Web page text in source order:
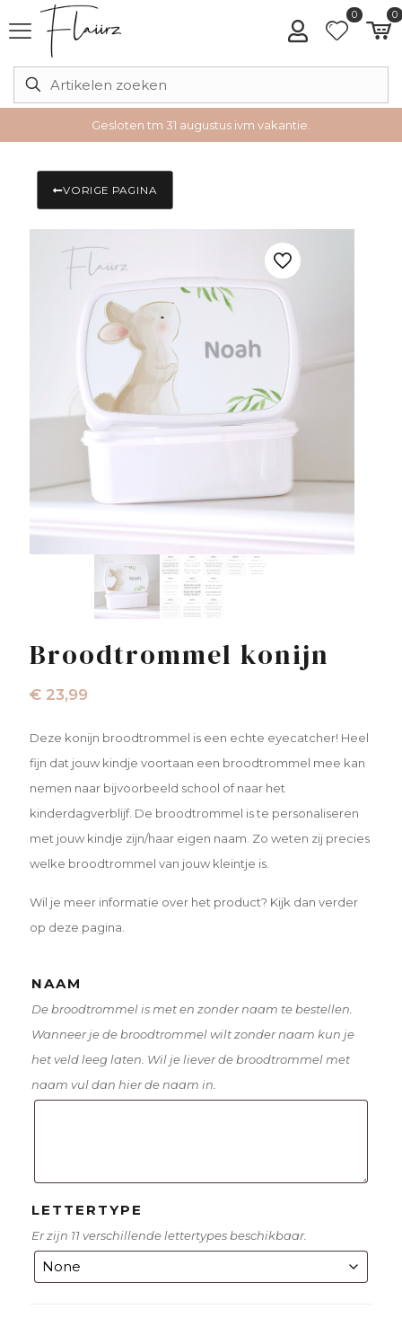
0 0
Gesloten tm 31 augustus ivm vakantie.
VORIGE PAGINA
Broodtrommel konijn
€ 23,99
Deze konijn broodtrommel is een echte eyecatcher! Heel
fijn dat jouw kindje voortaan een broodtrommel mee kan
nemen naar bijvoorbeeld school of naar het
kinderdagverblijf. De broodtrommel is te personaliseren
met jouw kindje zijn/haar eigen naam. Zo weten zij precies
welke broodtrommel van jouw kleintje is.
Wil je meer informatie over het product? Kijk dan verder
op deze pagina.
NAAM
De broodtrommel is met en zonder naam te bestellen.
Wanneer je de broodtrommel wilt zonder naam kun je
het veld leeg laten. Wil je liever de broodtrommel met
naam vul dan hier de naam in.
LETTERTYPE
Er zijn 11 verschillende lettertypes beschikbaar.